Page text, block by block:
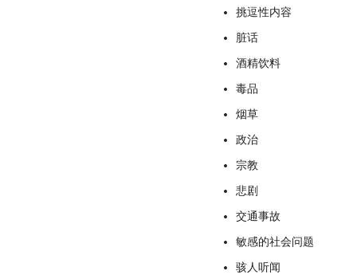
挑逗性内容
脏话
酒精饮料
毒品
烟草
政治
宗教
悲剧
交通事故
敏感的社会问题
骇人听闻